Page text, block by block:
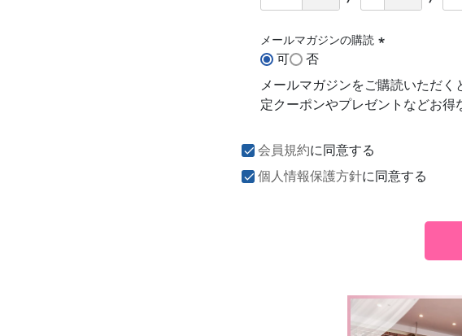
メールマガジンの購読
須)
可
否
メールマガジンをご購読いただ
定クーポンやプレゼントなどお得
会員規約に同意する
個人情報保護方針に同意する